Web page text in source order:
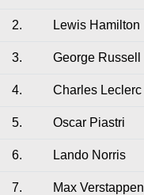
2. Lewis Hamilton
3. George Russell
4. Charles Leclerc
5. Oscar Piastri
6. Lando Norris
7. Max Verstappen